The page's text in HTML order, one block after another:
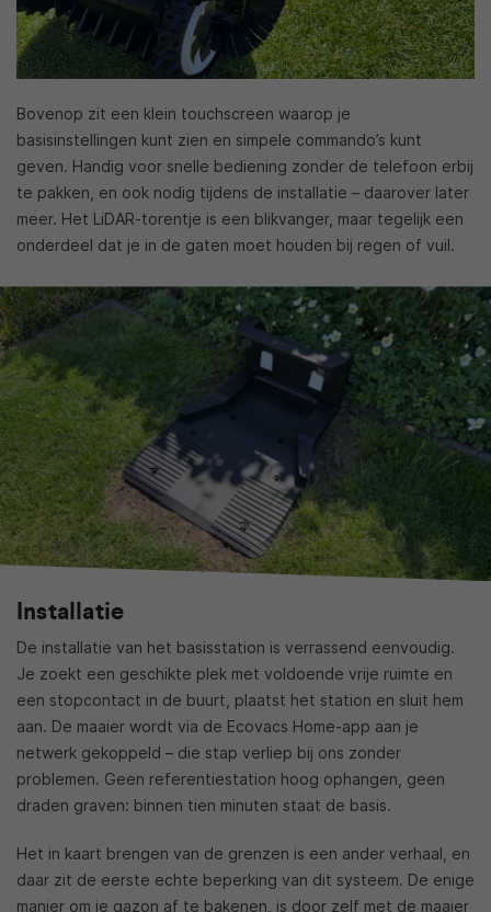
Bovenop zit een klein touchscreen waarop je
basisinstellingen kunt zien en simpele commando’s kunt
geven. Handig voor snelle bediening zonder de telefoon erbij
te pakken, en ook nodig tijdens de installatie – daarover later
meer. Het LiDAR-torentje is een blikvanger, maar tegelijk een
onderdeel dat je in de gaten moet houden bij regen of vuil.
Installatie
De installatie van het basisstation is verrassend eenvoudig.
Je zoekt een geschikte plek met voldoende vrije ruimte en
een stopcontact in de buurt, plaatst het station en sluit hem
aan. De maaier wordt via de Ecovacs Home-app aan je
netwerk gekoppeld – die stap verliep bij ons zonder
problemen. Geen referentiestation hoog ophangen, geen
draden graven: binnen tien minuten staat de basis.
Het in kaart brengen van de grenzen is een ander verhaal, en
daar zit de eerste echte beperking van dit systeem. De enige
manier om je gazon af te bakenen, is door zelf met de maaier